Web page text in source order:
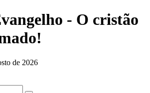
- O cristão
de 2026